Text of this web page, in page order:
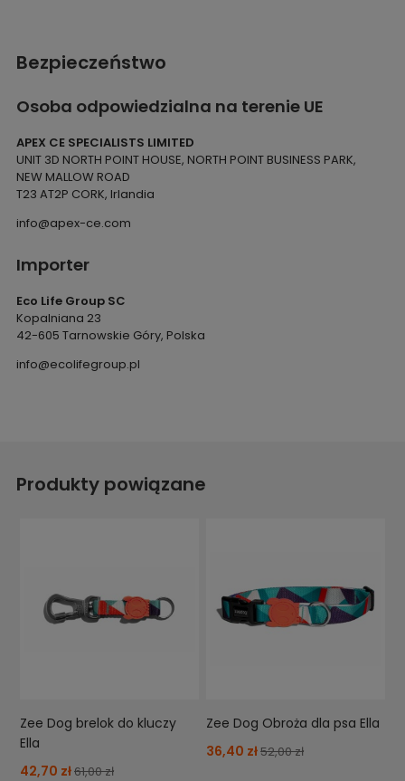
Bezpieczeństwo
Osoba odpowiedzialna na terenie UE
APEX CE SPECIALISTS LIMITED
UNIT 3D NORTH POINT HOUSE, NORTH POINT BUSINESS PARK,
NEW MALLOW ROAD
T23 AT2P CORK, Irlandia
info@apex-ce.com
Importer
Eco Life Group SC
Kopalniana 23
42-605 Tarnowskie Góry, Polska
info@ecolifegroup.pl
Produkty powiązane
Zee Dog brelok do kluczy
Ella
42,70 zł61,00 zł
Zee Dog Obroża dla psa Ella
36,40 zł52,00 zł